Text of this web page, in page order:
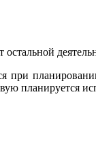
при
планируется